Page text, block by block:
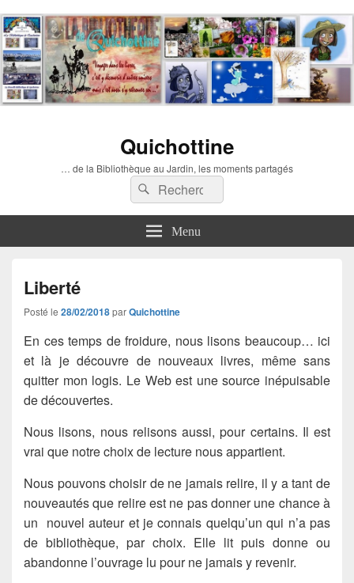
Quichottine
… de la Bibliothèque au Jardin, les moments partagés
Recherche :
Rechercher
Menu
Liberté
Posté le 28/02/2018parQuichottine
En ces temps de froidure, nous lisons beaucoup… ici
et là je découvre de nouveaux livres, même sans
quitter mon logis. Le Web est une source inépuisable
de découvertes.
Nous lisons, nous relisons aussi, pour certains. Il est
vrai que notre choix de lecture nous appartient.
Nous pouvons choisir de ne jamais relire, il y a tant de
nouveautés que relire est ne pas donner une chance à
un nouvel auteur et je connais quelqu’un qui n’a pas
de bibliothèque, par choix. Elle lit puis donne ou
abandonne l’ouvrage lu pour ne jamais y revenir.